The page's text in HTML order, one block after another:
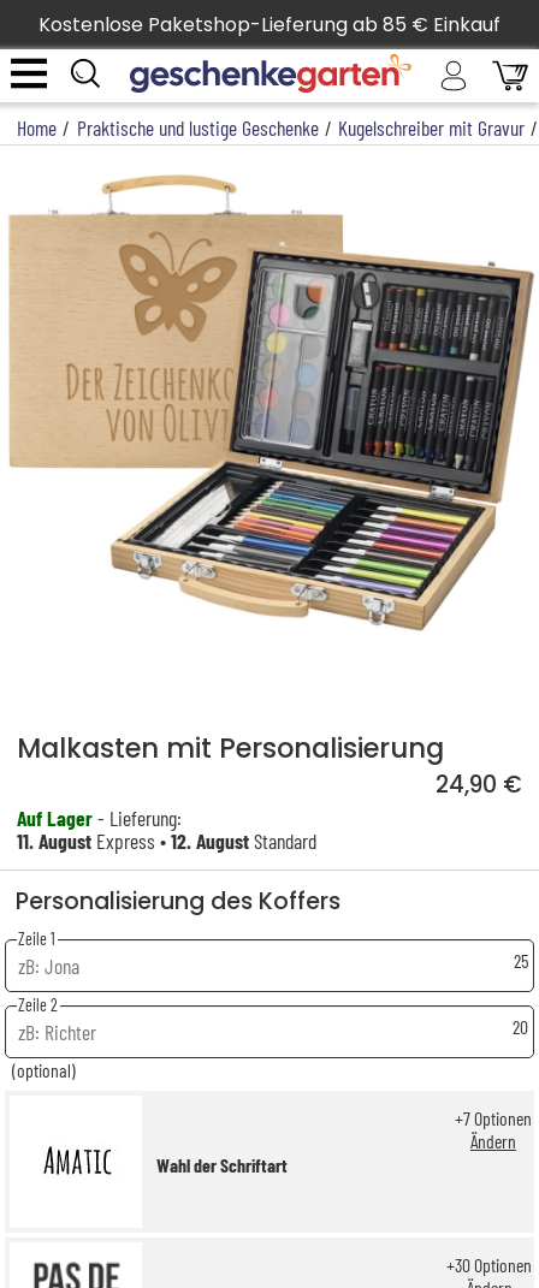
Kostenlose Paketshop-Lieferung ab 85 € Einkauf
Home / Praktische und lustige Geschenke / Kugelschreiber mit Gravur /
Malkasten mit Personalisierung
24,90 €
Auf Lager- Lieferung:
11. August Express •12. AugustStandard
Personalisierung des Koffers
Zeile 1
25
Zeile 2
20
(optional)
Wahl der Schriftart
+7Optionen
Ändern
+30Optionen